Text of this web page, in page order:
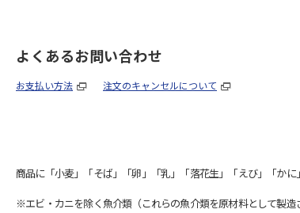
よくあるお問い合わせ
お支払い方法 注文のキャンセルについて
商品に「小麦」「そば」「卵」「乳」「落花生」「えび」「か
※エビ・カニを除く魚介類（これらの魚介類を原材料として製